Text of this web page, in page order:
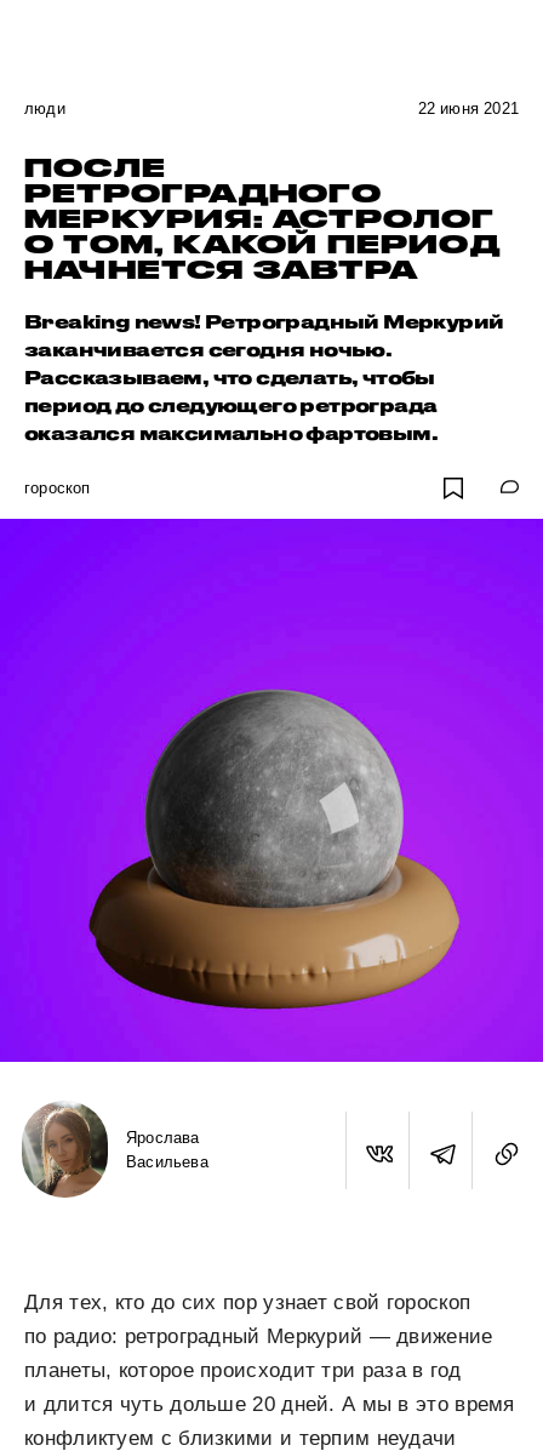
люди 22 июня 2021
ПОСЛЕ
РЕТРОГРАДНОГО
МЕРКУРИЯ: АСТРОЛОГ
О ТОМ, КАКОЙ ПЕРИОД
НАЧНЕТСЯ ЗАВТРА
Breaking news! Ретроградный Меркурий
заканчивается сегодня ночью.
Рассказываем, что сделать, чтобы
период до следующего ретрограда
оказался максимально фартовым.
гороскоп
Ярослава
Васильева
Для тех, кто до сих пор узнает свой гороскоп
по радио: ретроградный Меркурий — движение
планеты, которое происходит три раза в год
и длится чуть дольше 20 дней. А мы в это время
конфликтуем с близкими и терпим неудачи